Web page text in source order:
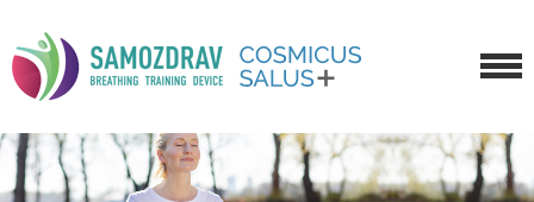
APIE TRENIRUOKLĮ
KAIP ĮSIGYTI